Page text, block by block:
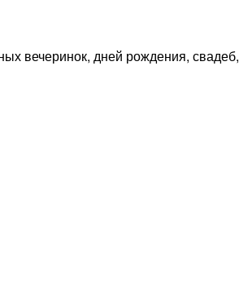
вечеринок, дней рождения,